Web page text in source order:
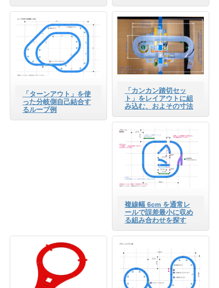
「ターンアウト」を使
った分岐側自己結合す
るループ例
「カンカン踏切セッ
ト」をレイアウトに組
み込む、およその寸法
複線幅 6cm を通常レ
ールで誤差最小に収め
る組み合わせを探す